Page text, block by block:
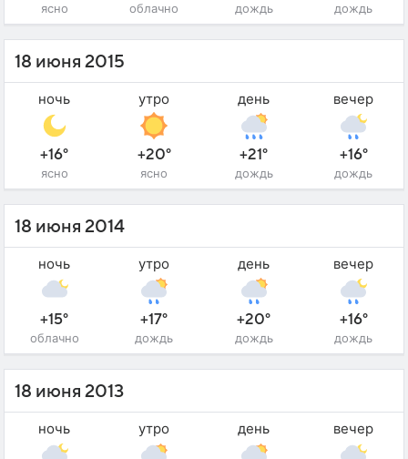
ясно облачно дождь дождь
18 июня 2015
ночь
+16°
ясно
утро
+20°
ясно
день
+21°
дождь
вечер
+16°
дождь
18 июня 2014
ночь
+15°
облачно
утро
+17°
дождь
день
+20°
дождь
вечер
+16°
дождь
18 июня 2013
ночь утро день вечер